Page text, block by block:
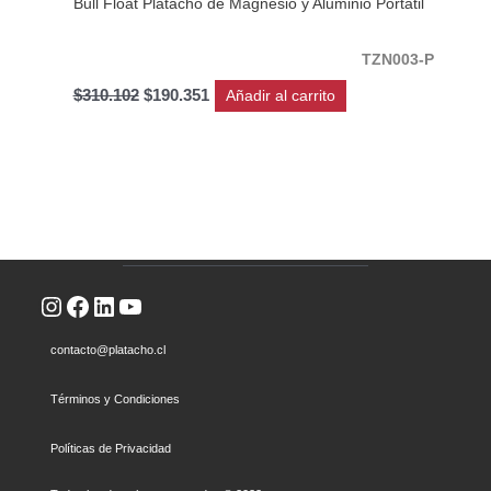
Bull Float Platacho de Magnesio y Aluminio Portátil
TZN003-P
$310.102 $190.351 Añadir al carrito
Instagram
Facebook
LinkedIn
YouTube
contacto@platacho.cl
Términos y Condiciones
Políticas de Privacidad